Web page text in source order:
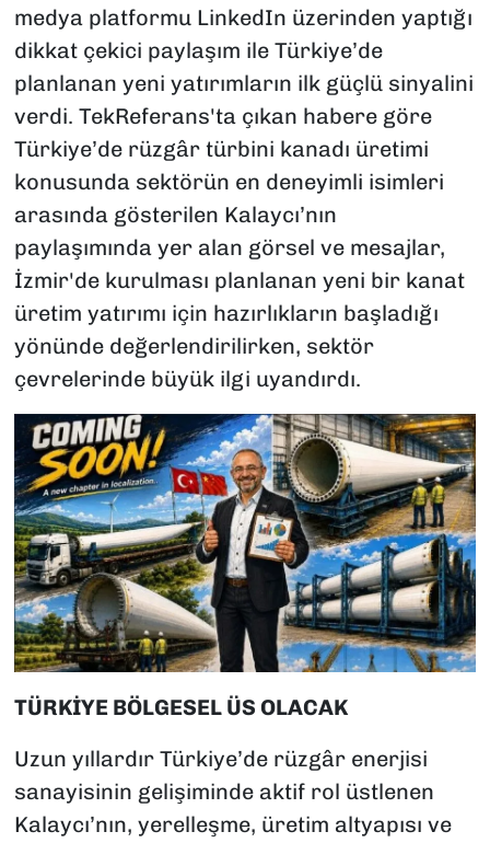
medya platformu LinkedIn üzerinden yaptığı
dikkat çekici paylaşım ile Türkiye’de
planlanan yeni yatırımların ilk güçlü sinyalini
verdi. TekReferans'ta çıkan habere göre
Türkiye’de rüzgâr türbini kanadı üretimi
konusunda sektörün en deneyimli isimleri
arasında gösterilen Kalaycı’nın
paylaşımında yer alan görsel ve mesajlar,
İzmir'de kurulması planlanan yeni bir kanat
üretim yatırımı için hazırlıkların başladığı
yönünde değerlendirilirken, sektör
çevrelerinde büyük ilgi uyandırdı.
TÜRKİYE BÖLGESEL ÜS OLACAK
Uzun yıllardır Türkiye’de rüzgâr enerjisi
sanayisinin gelişiminde aktif rol üstlenen
Kalaycı’nın, yerelleşme, üretim altyapısı ve